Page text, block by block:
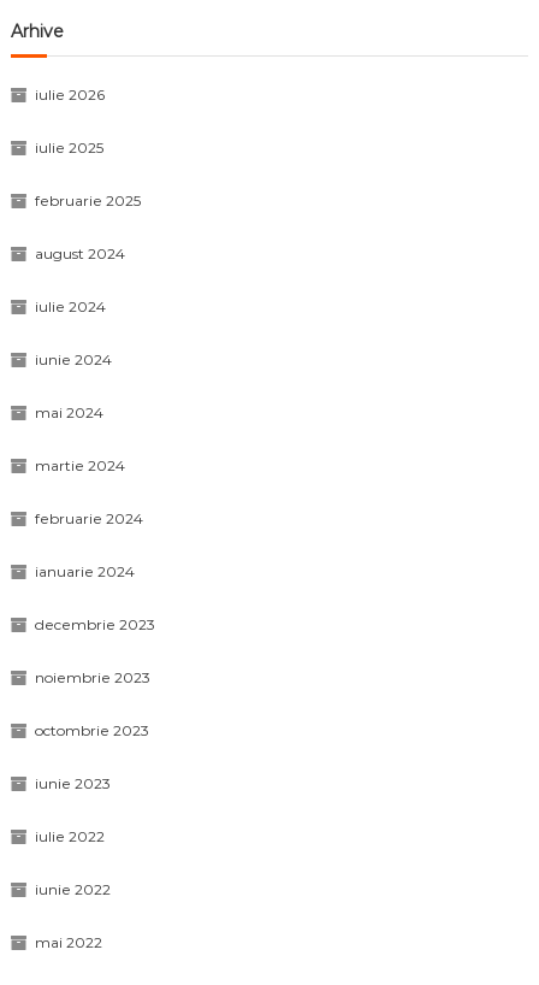
Arhive
iulie 2026
iulie 2025
februarie 2025
august 2024
iulie 2024
iunie 2024
mai 2024
martie 2024
februarie 2024
ianuarie 2024
decembrie 2023
noiembrie 2023
octombrie 2023
iunie 2023
iulie 2022
iunie 2022
mai 2022